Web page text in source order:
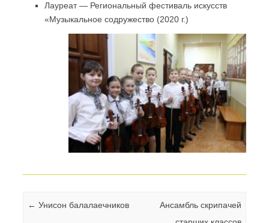
Лауреат — Региональный фестиваль искусств
«Музыкальное содружество (2020 г.)
Навигация по записям
← Унисон балалаечников
Ансамбль скрипачей